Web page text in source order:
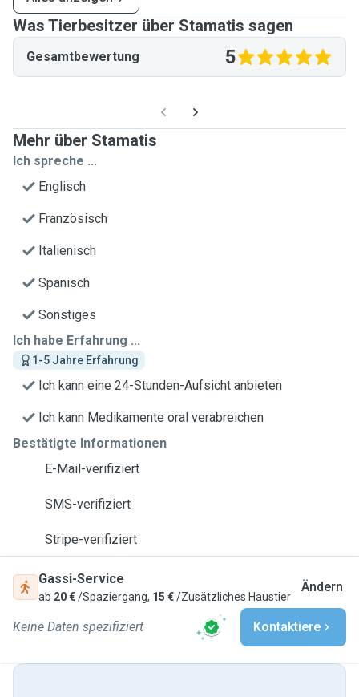
Was Tierbesitzer über Stamatis sagen
Gesamtbewertung 5
Mehr über Stamatis
Ich spreche ...
Englisch
Französisch
Italienisch
Spanisch
Sonstiges
Ich habe Erfahrung ...
1-5 Jahre Erfahrung
Ich kann eine 24-Stunden-Aufsicht anbieten
Ich kann Medikamente oral verabreichen
Bestätigte Informationen
E-Mail-verifiziert
SMS-verifiziert
Stripe-verifiziert
Gassi-Service
ab 20 €/Spaziergang, 15 €/Zusätzliches Haustier
Ändern
Keine Daten spezifiziert Kontaktiere